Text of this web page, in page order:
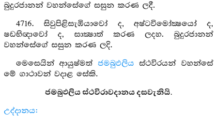
බුදුරජානන් වහන්සේගේ සසුන කරණ ලදී.
4716. සිවුපිළිසැඹියාවෝ ද, අෂ්ටවිමෝක්‍ෂයෝ ද,
ෂඩභිඥාවෝ ද, සාක්‍ෂාත් කරණ ලදහ. බුදුරජානන්
වහන්සේගේ සසුන කරණ ලදි.
මෙසෙයින් ආයුෂ්මත් ජමබුඵලිය ස්ථවිරයන් වහන්සේ
මේ ගාථාවන් වදාළ සේකි.
ජමබුඵලිය ස්ථවිරාවදානය දසවැනියි.
උද්දානය: